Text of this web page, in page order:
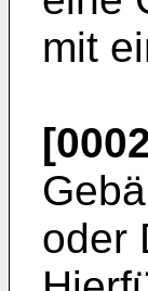
mit
oder